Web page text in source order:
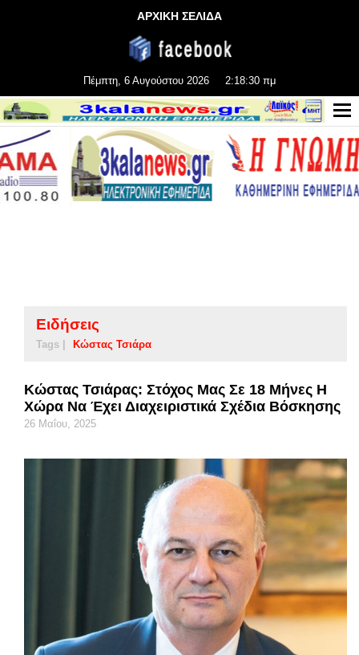
ΑΡΧΙΚΗ ΣΕΛΙΔΑ
Πέμπτη, 6 Αυγούστου 2026 2:18:31 πμ
Ειδήσεις
Tags | Κώστας Τσιάρα
Κώστας Τσιάρας: Στόχος Μας Σε 18 Μήνες Η
Χώρα Να Έχει Διαχειριστικά Σχέδια Βόσκησης
26 Μαΐου, 2025